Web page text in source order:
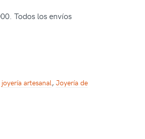
Todos los envíos
joyería artesanal, Joyería de